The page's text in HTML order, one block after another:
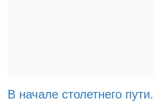
В начале столетнего